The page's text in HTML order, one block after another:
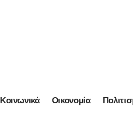
Κοινωνικά Οικονομία